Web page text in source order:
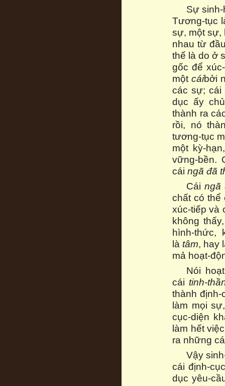
Sự
Tương-tục
sự, một sự,
nhau từ
thế là do ở
gốc để
mộtcáibởi
các sự;
dục ấy
thành ra
rồi, nó
tương-tục
một kỳ-
vững-bền.
cái ngã đã
Cái ngã
chất có thể
xúc-tiếp và
không
hình-thức,
là tâm, hay
mả hoạt-
Nói
cái tinh-
thành
làm mọi
cục-diện
làm hết
ra những
Vậy
cái định-
dục yêu-